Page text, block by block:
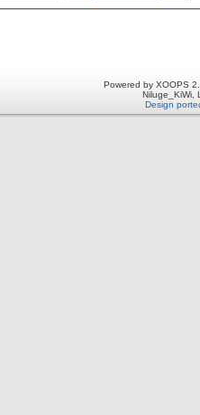
Powered by XOOPS
Niluge_KiWi,
Design